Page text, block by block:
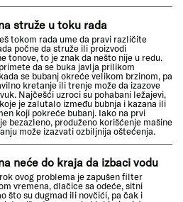
struže u toku rada
tokom rada ume da pravi različite
počne da struže ili proizvodi
tonove, to je znak da nešto nije u redu.
da se buka javlja prilikom
se bubanj okreće velikom brzinom, pa
kretanje ili trenje može da izazove
Najčešći uzroci su pohabani ležajevi,
je zalutalo između bubnja i kazana ili
koji pokreće bubanj. Iako na prvi
bezazleno, produženo korišćenje mašine
može izazvati ozbiljnija oštećenja.
neće do kraja da izbaci vodu
ovog problema je zapušen filter
vremena, dlačice sa odeće, sitni
što su dugmad ili novčići, pa čak i